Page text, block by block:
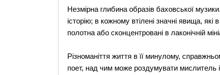
Незмірна глибина образів баховської
історію; в кожному втілені значні явища, які
полотна або сконцентровані в лаконічній
Різноманіття життя в її минулому,
поет, над чим може роздумувати мислитель